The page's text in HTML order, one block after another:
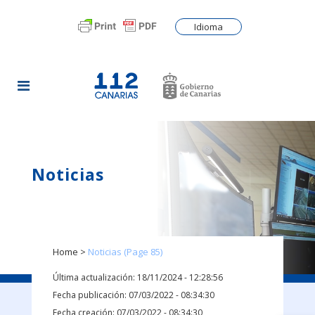
Idioma
Noticias
Home > Noticias (Page 85)
Última actualización: 18/11/2024 - 12:28:56
Fecha publicación: 07/03/2022 - 08:34:30